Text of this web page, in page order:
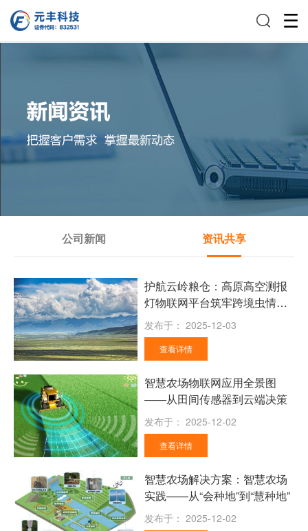
公司新闻 资讯共享
护航云岭粮仓：高原高空测报
灯物联网平台筑牢跨境虫情防
线
发布于： 2025-12-03
查看详情
智慧农场物联网应用全景图
——从田间传感器到云端决策
发布于： 2025-12-02
查看详情
智慧农场解决方案：智慧农场
实践——从“会种地”到“慧种地”
发布于： 2025-12-02